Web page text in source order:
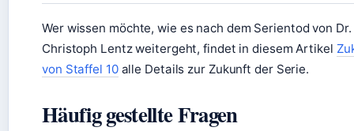
Wer wissen möchte, wie es nach dem Serientod von Dr.
Christoph Lentz weitergeht, findet in diesem Artikel
von Staffel 10alle Details zur Zukunft der Serie.
Häufig gestellte Fragen